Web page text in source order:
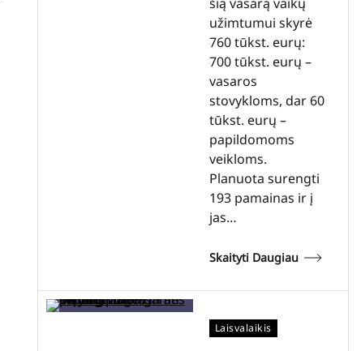
užimtumui skyrė
760 tūkst. eurų:
700 tūkst. eurų –
vasaros
stovykloms, dar 60
tūkst. eurų –
papildomoms
veikloms.
Planuota surengti
193 pamainas ir į
jas…
Skaityti Daugiau
Laisvalaikis